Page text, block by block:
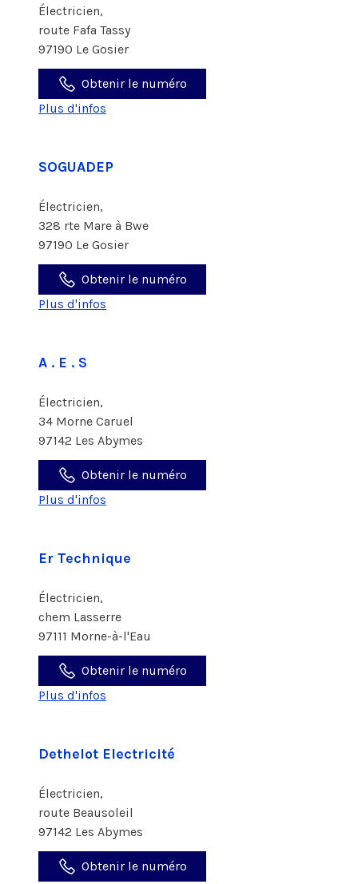
Électricien,
route Fafa Tassy
97190 Le Gosier
Obtenir le numéro
Plus d'infos
SOGUADEP
Électricien,
328 rte Mare à Bwe
97190 Le Gosier
Obtenir le numéro
Plus d'infos
A . E . S
Électricien,
34 Morne Caruel
97142 Les Abymes
Obtenir le numéro
Plus d'infos
Er Technique
Électricien,
chem Lasserre
97111 Morne-à-l'Eau
Obtenir le numéro
Plus d'infos
Dethelot Electricité
Électricien,
route Beausoleil
97142 Les Abymes
Obtenir le numéro